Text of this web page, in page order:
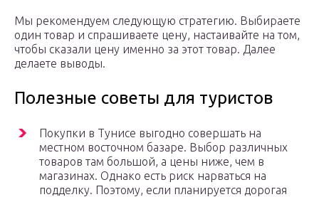
Мы рекомендуем следующую стратегию. Выбираете
один товар и спрашиваете цену, настаивайте на том,
чтобы сказали цену именно за этот товар. Далее
делаете выводы.
Полезные советы для туристов
Покупки в Тунисе выгодно совершать на
местном восточном базаре. Выбор различных
товаров там большой, а цены ниже, чем в
магазинах. Однако есть риск нарваться на
подделку. Поэтому, если планируется дорогая